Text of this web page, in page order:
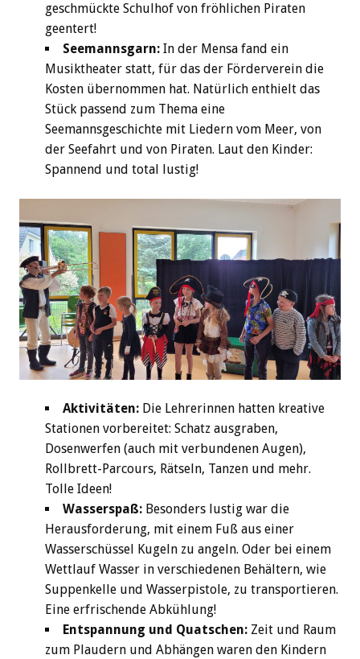
geschmückte Schulhof von fröhlichen Piraten
geentert!
Seemannsgarn: In der Mensa fand ein
Musiktheater statt, für das der Förderverein die
Kosten übernommen hat. Natürlich enthielt das
Stück passend zum Thema eine
Seemannsgeschichte mit Liedern vom Meer, von
der Seefahrt und von Piraten. Laut den Kinder:
Spannend und total lustig!
Aktivitäten: Die Lehrerinnen hatten kreative
Stationen vorbereitet: Schatz ausgraben,
Dosenwerfen (auch mit verbundenen Augen),
Rollbrett-Parcours, Rätseln, Tanzen und mehr.
Tolle Ideen!
Wasserspaß: Besonders lustig war die
Herausforderung, mit einem Fuß aus einer
Wasserschüssel Kugeln zu angeln. Oder bei einem
Wettlauf Wasser in verschiedenen Behältern, wie
Suppenkelle und Wasserpistole, zu transportieren.
Eine erfrischende Abkühlung!
Entspannung und Quatschen: Zeit und Raum
zum Plaudern und Abhängen waren den Kindern